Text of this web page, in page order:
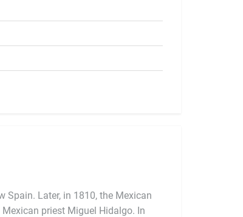
Spain. Later, in 1810, the Mexican
priest Miguel Hidalgo. In